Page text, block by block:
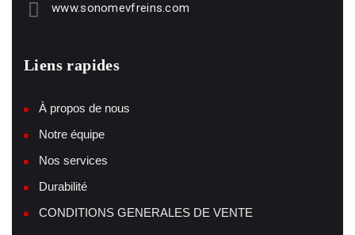
www.sonomevfreins.com
Liens rapides
À propos de nous
Notre équipe
Nos services
Durabilité
CONDITIONS GENERALES DE VENTE